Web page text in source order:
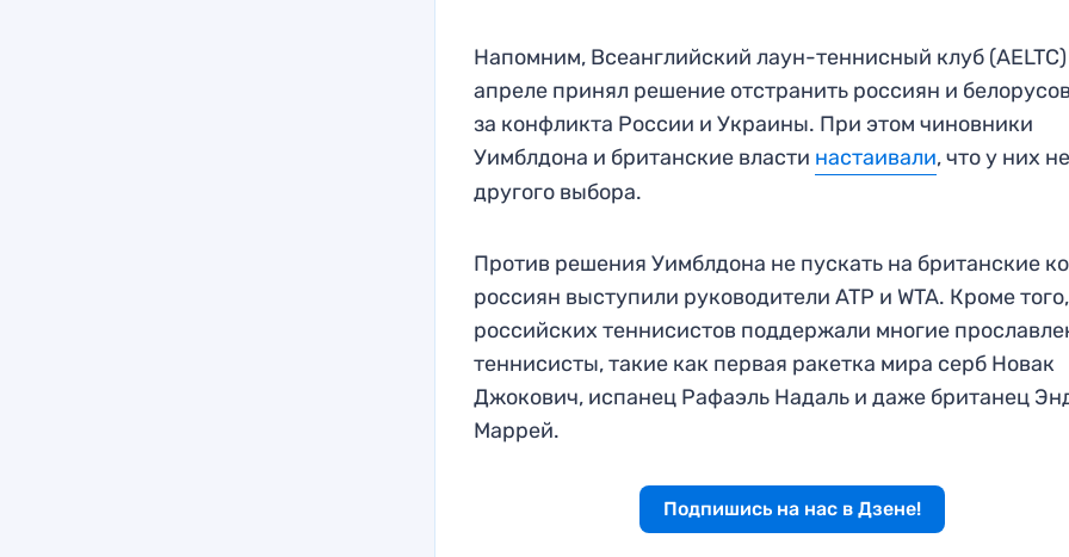
Напомним, Всеанглийский лаун-теннисный клуб (AELTC)
апреле принял решение отстранить россиян и
за конфликта России и Украины. При этом чиновники
Уимблдона и британские власти настаивали, что у них
другого выбора.
Против решения Уимблдона не пускать на британские
россиян выступили руководители ATP и WTA. Кроме того,
российских теннисистов поддержали многие
теннисисты, такие как первая ракетка мира серб Новак
Джокович, испанец Рафаэль Надаль и даже британец
Маррей.
Подпишись на нас в Дзене!